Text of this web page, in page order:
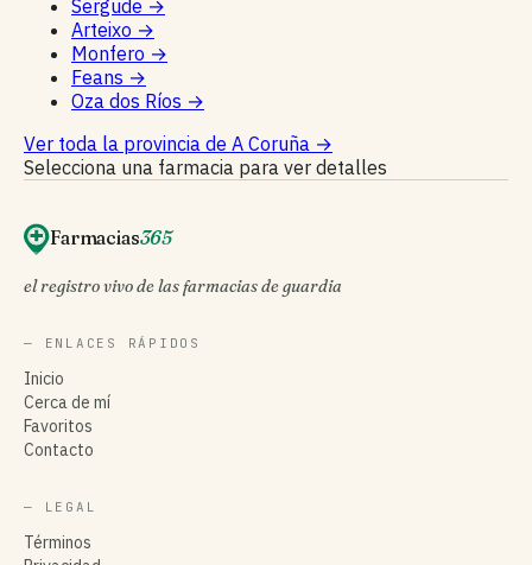
Sergude →
Arteixo →
Monfero →
Feans →
Oza dos Ríos →
Ver toda la provincia de A Coruña →
Selecciona una farmacia para ver detalles
Farmacias365
el registro vivo de las farmacias de guardia
— ENLACES RÁPIDOS
Inicio
Cerca de mí
Favoritos
Contacto
— LEGAL
Términos